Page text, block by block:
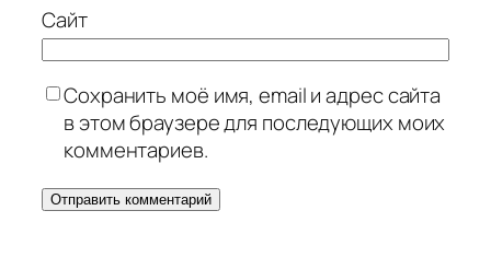
Сайт
Сохранить моё имя, email и адрес сайта
в этом браузере для последующих моих
комментариев.